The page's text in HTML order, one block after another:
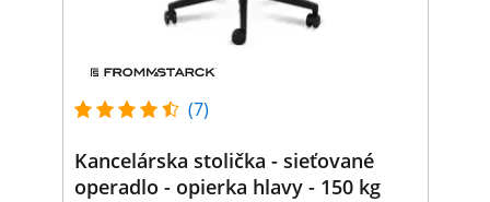
(7)
Kancelárska stolička - sieťované
operadlo - opierka hlavy - 150 kg